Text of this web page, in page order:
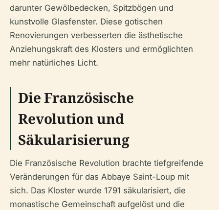
darunter Gewölbedecken, Spitzbögen und
kunstvolle Glasfenster. Diese gotischen
Renovierungen verbesserten die ästhetische
Anziehungskraft des Klosters und ermöglichten
mehr natürliches Licht.
Die Französische
Revolution und
Säkularisierung
Die Französische Revolution brachte tiefgreifende
Veränderungen für das Abbaye Saint-Loup mit
sich. Das Kloster wurde 1791 säkularisiert, die
monastische Gemeinschaft aufgelöst und die